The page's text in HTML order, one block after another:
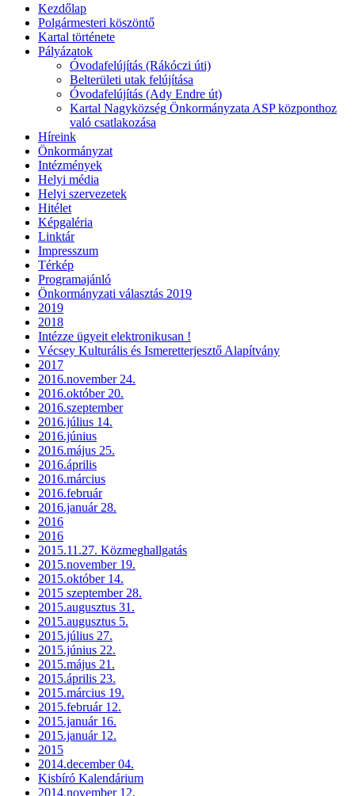
Kezdőlap
Polgármesteri köszöntő
Kartal története
Pályázatok
Óvodafelújítás (Rákóczi úti)
Belterületi utak felújítása
Óvodafelújítás (Ady Endre út)
Kartal Nagyközség Önkormányzata ASP központhoz
való csatlakozása
Híreink
Önkormányzat
Intézmények
Helyi média
Helyi szervezetek
Hitélet
Képgaléria
Linktár
Impresszum
Térkép
Programajánló
Önkormányzati választás 2019
2019
2018
Intézze ügyeit elektronikusan !
Vécsey Kulturális és Ismeretterjesztő Alapítvány
2017
2016.november 24.
2016.október 20.
2016.szeptember
2016.július 14.
2016.június
2016.május 25.
2016.április
2016.március
2016.február
2016.január 28.
2016
2016
2015.11.27. Közmeghallgatás
2015.november 19.
2015.október 14.
2015 szeptember 28.
2015.augusztus 31.
2015.augusztus 5.
2015.július 27.
2015.június 22.
2015.május 21.
2015.április 23.
2015.március 19.
2015.február 12.
2015.január 16.
2015.január 12.
2015
2014.december 04.
Kisbíró Kalendárium
2014.november 12.